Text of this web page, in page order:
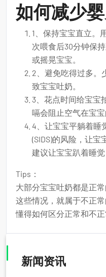
如何减少
1、保持宝宝直立。
次喂食后30分钟保
或摇晃宝宝。
2、避免吃得过多。
致宝宝吐奶。
3、花点时间给宝宝
嗝会阻止空气在宝宝
4、让宝宝平躺着睡
(SIDS)的风险，让
建议让宝宝趴着睡觉
Tips：
大部分宝宝吐奶都是正
这些情况，就属于不正
懂得如何区分正常和不正
新闻资讯